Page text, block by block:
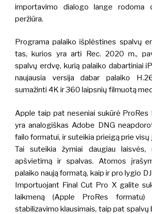
importavimo dialogo lange rodoma
peržiūra.
Programa palaiko išplėstines spalvų
tas, kurios yra arti Rec. 2020 m.,
spalvų erdvę, kurią palaiko dabartiniai
naujausia versija dabar palaiko
sumažinti 4K ir 360 laipsnių filmuotą
Apple taip pat neseniai sukūrė ProRes
yra analogiškas Adobe DNG
failo formatui, ir suteikia prieigą prie visų
Tai suteikia žymiai daugiau laisvės,
apšvietimą ir spalvas. Atomos
palaiko naują formatą, kaip ir pro lygio
Importuojant Final Cut Pro X galite
laikmeną (Apple ProRes
stabilizavimo klausimais, taip pat spalvų